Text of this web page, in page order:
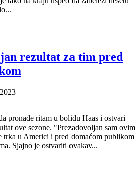
rezultat za tim pred
pronađe ritam u bolidu Haas i ostvari
ove sezone. "Prezadovoljan sam ovim
trka u Americi i pred domaćom publikom
Sjajno je ostvariti ovakav...